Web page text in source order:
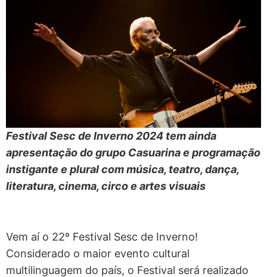
Festival Sesc de Inverno 2024 tem ainda
apresentação do grupo Casuarina e programação
instigante e plural com música, teatro, dança,
literatura, cinema, circo e artes visuais
Vem aí o 22º Festival Sesc de Inverno!
Considerado o maior evento cultural
multilinguagem do país, o Festival será realizado